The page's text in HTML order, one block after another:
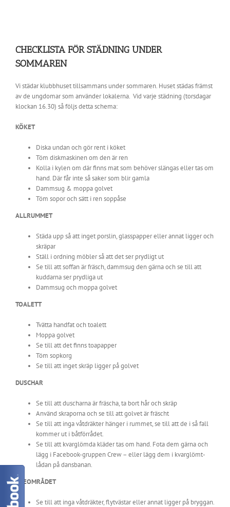
CHECKLISTA FÖR STÄDNING UNDER
SOMMAREN
Vi städar klubbhuset tillsammans under sommaren. Huset städas främst
av de ungdomar som använder lokalerna. Vid varje städning (torsdagar
klockan 16.30) så följs detta schema:
KÖKET
Diska undan och gör rent i köket
Töm diskmaskinen om den är ren
Kolla i kylen om där finns mat som behöver slängas eller tas om
hand. Där får inte så saker som blir gamla
Dammsug & moppa golvet
Töm sopor och sätt i ren soppåse
ALLRUMMET
Städa upp så att inget porslin, glasspapper eller annat ligger och
skräpar
Ställ i ordning möbler så att det ser prydligt ut
Se till att soffan är fräsch, dammsug den gärna och se till att
kuddarna ser prydliga ut
Dammsug och moppa golvet
TOALETT
Tvätta handfat och toalett
Moppa golvet
Se till att det finns toapapper
Töm sopkorg
Se till att inget skräp ligger på golvet
DUSCHAR
Se till att duscharna är fräscha, ta bort hår och skräp
Använd skraporna och se till att golvet är fräscht
Se till att inga våtdräkter hänger i rummet, se till att de i så fall
kommer ut i båtförrådet.
Se till att kvarglömda kläder tas om hand. Fota dem gärna och
lägg i Facebook-gruppen Crew – eller lägg dem i kvarglömt-
lådan på dansbanan.
UTEOMRÅDET
Se till att inga våtdräkter, flytvästar eller annat ligger på bryggan.